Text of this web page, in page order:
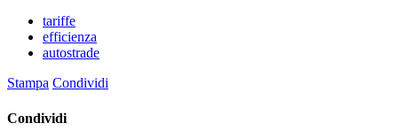
tariffe
efficienza
autostrade
Stampa Condividi
Condividi